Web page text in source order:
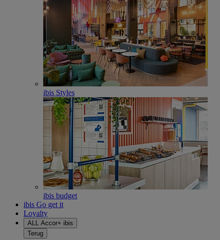
ibis Styles
ibis budget
ibis Go get it
Loyalty
ALL Accor+ ibis
Terug